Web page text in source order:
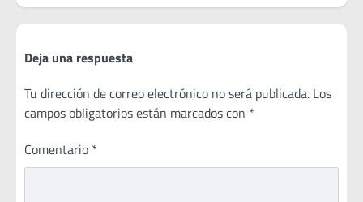
Deja una respuesta
Tu dirección de correo electrónico no será publicada. Los
campos obligatorios están marcados con *
Comentario *